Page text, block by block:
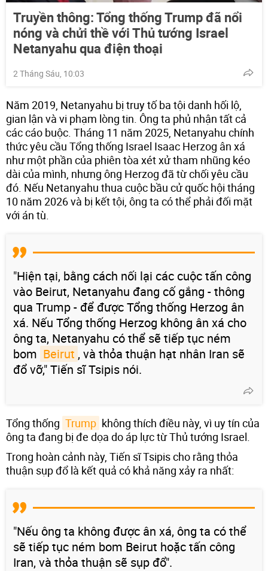
Truyền thông: Tổng thống Trump đã nổi
nóng và chửi thề với Thủ tướng Israel
Netanyahu qua điện thoại
2 Tháng Sáu, 10:03
Năm 2019, Netanyahu bị truy tố ba tội danh hối lộ,
gian lận và vi phạm lòng tin. Ông ta phủ nhận tất cả
các cáo buộc. Tháng 11 năm 2025, Netanyahu chính
thức yêu cầu Tổng thống Israel Isaac Herzog ân xá
như một phần của phiên tòa xét xử tham nhũng kéo
dài của mình, nhưng ông Herzog đã từ chối yêu cầu
đó. Nếu Netanyahu thua cuộc bầu cử quốc hội tháng
10 năm 2026 và bị kết tội, ông ta có thể phải đối mặt
với án tù.
"Hiện tại, bằng cách nối lại các cuộc tấn công
vào Beirut, Netanyahu đang cố gắng - thông
qua Trump - để được Tổng thống Herzog ân
xá. Nếu Tổng thống Herzog không ân xá cho
ông ta, Netanyahu có thể sẽ tiếp tục ném
bom Beirut , và thỏa thuận hạt nhân Iran sẽ
đổ vỡ," Tiến sĩ Tsipis nói.
Tổng thống Trump không thích điều này, vì uy tín của
ông ta đang bị đe dọa do áp lực từ Thủ tướng Israel.
Trong hoàn cảnh này, Tiến sĩ Tsipis cho rằng thỏa
thuận sụp đổ là kết quả có khả năng xảy ra nhất:
"Nếu ông ta không được ân xá, ông ta có thể
sẽ tiếp tục ném bom Beirut hoặc tấn công
Iran, và thỏa thuận sẽ sụp đổ".